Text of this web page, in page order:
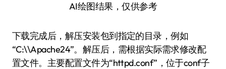
AI绘图结果，仅供参考
下载完成后，解压安装包到指定的目录，例如
“C:\\Apache24”。解压后，需根据实际需求修改配
置文件。主要配置文件为“httpd.conf”，位于conf子